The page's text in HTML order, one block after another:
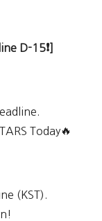
D-15❗]
Today🔥
(KST).